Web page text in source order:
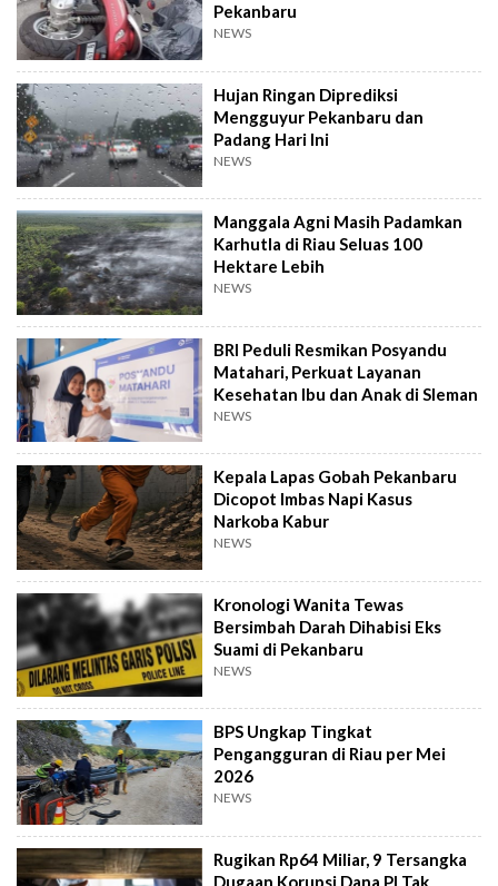
Pekanbaru
NEWS
Hujan Ringan Diprediksi
Mengguyur Pekanbaru dan
Padang Hari Ini
NEWS
Manggala Agni Masih Padamkan
Karhutla di Riau Seluas 100
Hektare Lebih
NEWS
BRI Peduli Resmikan Posyandu
Matahari, Perkuat Layanan
Kesehatan Ibu dan Anak di Sleman
NEWS
Kepala Lapas Gobah Pekanbaru
Dicopot Imbas Napi Kasus
Narkoba Kabur
NEWS
Kronologi Wanita Tewas
Bersimbah Darah Dihabisi Eks
Suami di Pekanbaru
NEWS
BPS Ungkap Tingkat
Pengangguran di Riau per Mei
2026
NEWS
Rugikan Rp64 Miliar, 9 Tersangka
Dugaan Korupsi Dana PI Tak